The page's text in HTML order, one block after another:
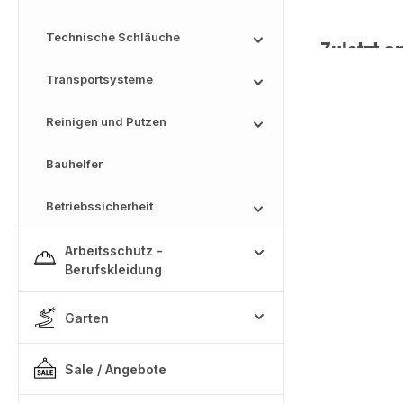
Technische Schläuche
Transportsysteme
Reinigen und Putzen
Bauhelfer
Betriebssicherheit
Arbeitsschutz -
Berufskleidung
Garten
Sale / Angebote
Zuletzt